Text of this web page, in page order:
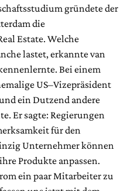
gründete der
die
Estate. Welche
lastet, erkannte van
Bei einem
US–Vizepräsident
ein Dutzend andere
Er sagte: Regierungen
für den
Unternehmer können
Produkte anpassen.
ein paar Mitarbeiter zu